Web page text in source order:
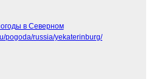
в Северном
pogoda/russia/yekaterinburg/